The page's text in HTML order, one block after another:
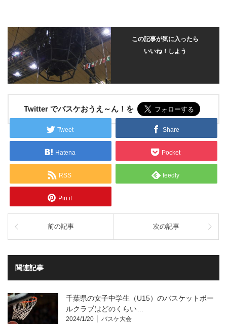
この記事が気に入ったら
いいね！しよう
Twitter でバスケおうえ～ん！を
Tweet Share
Hatena Pocket
RSS feedly
Pin it
前の記事 次の記事
関連記事
千葉県の女子中学生（U15）のバスケットボー
ルクラブはどのくらい…
2024/1/20 バスケ大会